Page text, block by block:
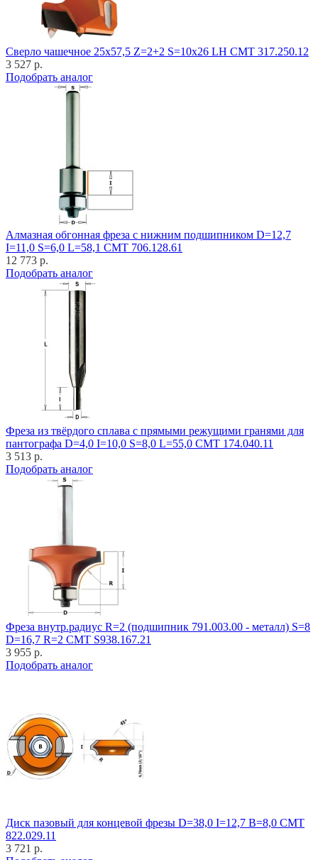
Cверло чашечное 25x57,5 Z=2+2 S=10x26 LH CMT 317.250.12
3 527 р.
Подобрать аналог
Алмазная обгонная фреза с нижним подшипником D=12,7
I=11,0 S=6,0 L=58,1 CMT 706.128.61
12 773 р.
Подобрать аналог
Фреза из твёрдого сплава с прямыми режущими гранями для
пантографа D=4,0 I=10,0 S=8,0 L=55,0 CMT 174.040.11
3 513 р.
Подобрать аналог
Фреза внутр.радиус R=2 (подшипник 791.003.00 - металл) S=8
D=16,7 R=2 CMT S938.167.21
3 955 р.
Подобрать аналог
Диск пазовый для концевой фрезы D=38,0 I=12,7 B=8,0 CMT
822.029.11
3 721 р.